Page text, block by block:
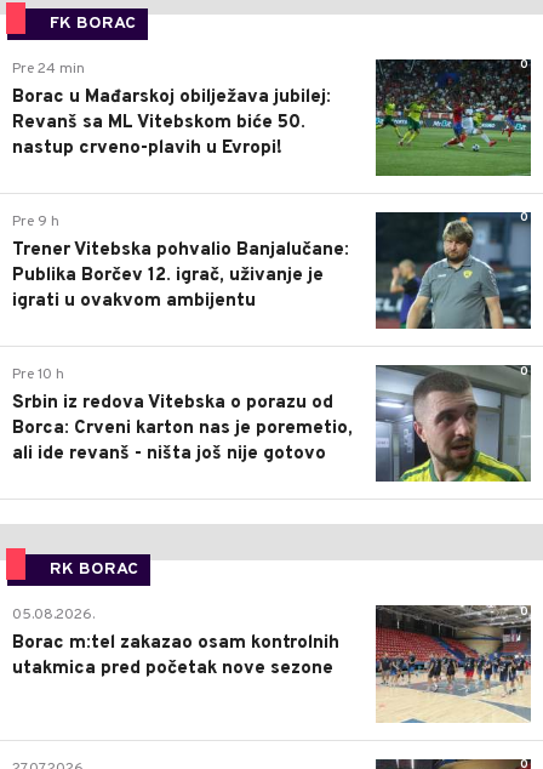
FK BORAC
0
Pre 24 min
Borac u Mađarskoj obilježava jubilej:
Revanš sa ML Vitebskom biće 50.
nastup crveno-plavih u Evropi!
0
Pre 9 h
Trener Vitebska pohvalio Banjalučane:
Publika Borčev 12. igrač, uživanje je
igrati u ovakvom ambijentu
0
Pre 10 h
Srbin iz redova Vitebska o porazu od
Borca: Crveni karton nas je poremetio,
ali ide revanš - ništa još nije gotovo
RK BORAC
0
05.08.2026.
Borac m:tel zakazao osam kontrolnih
utakmica pred početak nove sezone
0